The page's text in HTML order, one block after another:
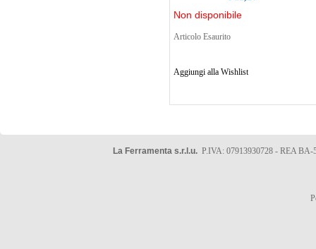
Non disponibile
Articolo Esaurito
Aggiungi alla Wishlist
La Ferramenta s.r.l.u. P.IVA: 07913930728 - REA BA-